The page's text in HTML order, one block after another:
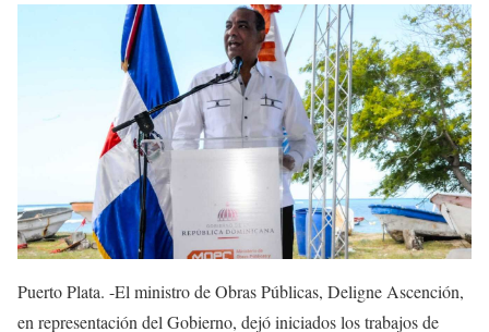
Puerto Plata. -El ministro de Obras Públicas, Deligne Ascención,
en representación del Gobierno, dejó iniciados los trabajos de